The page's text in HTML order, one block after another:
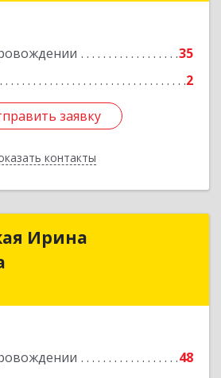
35
2
заявку
контакты
заявку
Назад
Ирина
48
Вербицкая Ирина
Подробнее